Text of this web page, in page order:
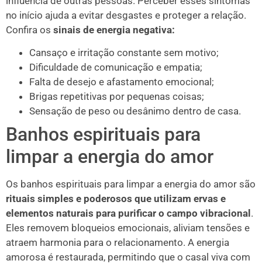
no início ajuda a evitar desgastes e proteger a relação.
Confira os sinais de energia negativa:
Cansaço e irritação constante sem motivo;
Dificuldade de comunicação e empatia;
Falta de desejo e afastamento emocional;
Brigas repetitivas por pequenas coisas;
Sensação de peso ou desânimo dentro de casa.
Banhos espirituais para
limpar a energia do amor
Os banhos espirituais para limpar a energia do amor são
rituais simples e poderosos que utilizam ervas e
elementos naturais para purificar o campo vibracional .
Eles removem bloqueios emocionais, aliviam tensões e
atraem harmonia para o relacionamento. A energia
amorosa é restaurada, permitindo que o casal viva com